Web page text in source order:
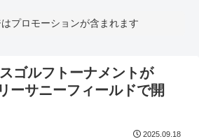
プロモーションが含まれます
ゴルフトーナメントが
ーサニーフィールドで開
2025.09.18